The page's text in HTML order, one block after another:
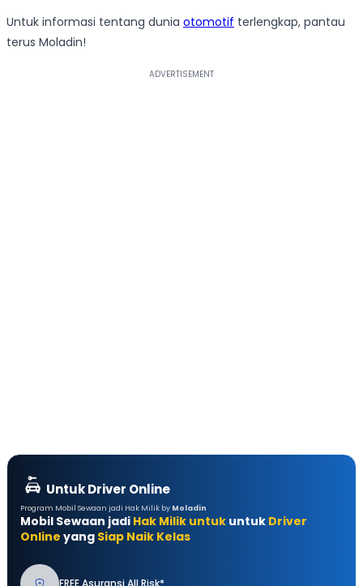
Untuk informasi tentang dunia otomotif terlengkap, pantau
terus Moladin!
Untuk Driver Online
Program Mobil Sewaan jadi Hak Milik by Moladin
Mobil Sewaan jadi Hak Milik untuk untuk Driver
Online yang Siap Naik Kelas
FREE Asuransi All Risk*